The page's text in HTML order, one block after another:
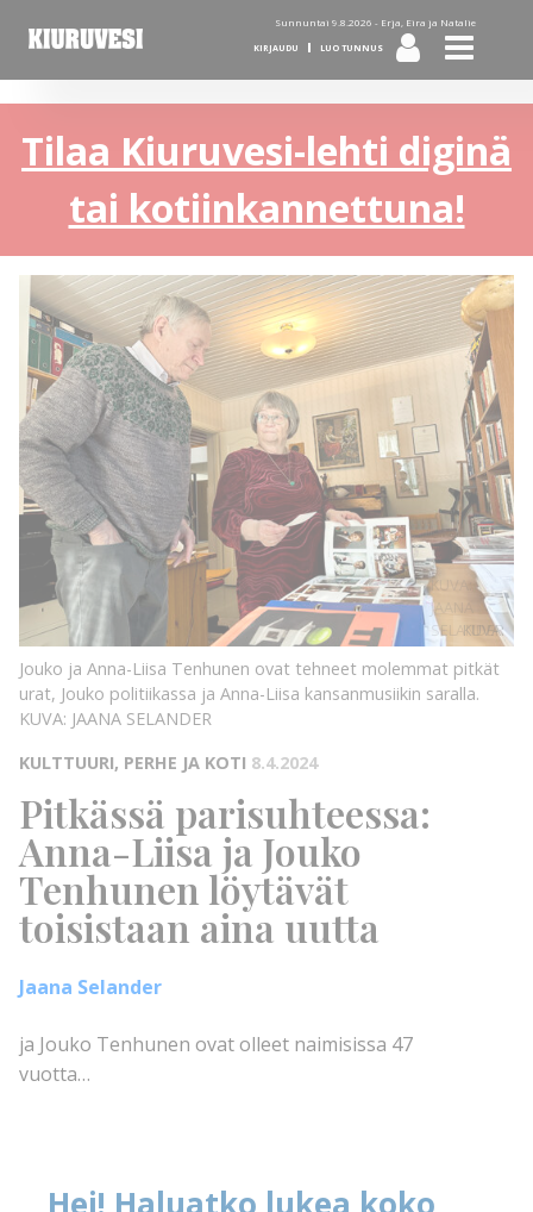
Sunnuntai 9.8.2026 - Erja, Eira ja Natalie
KIRJAUDU LUO TUNNUS
Tilaa Kiuruvesi-lehti diginä
tai kotiinkannettuna!
KUVA:
KUVA:
JAANA
SELANDER
Jouko ja Anna-Liisa Tenhunen ovat tehneet molemmat pitkät
urat, Jouko politiikassa ja Anna-Liisa kansanmusiikin saralla.
KUVA: JAANA SELANDER
KULTTUURI, PERHE JA KOTI 8.4.2024
Pitkässä parisuhteessa:
Anna-Liisa ja Jouko
Tenhunen löytävät
toisistaan aina uutta
Jaana Selander
ja Jouko Tenhunen ovat olleet naimisissa 47
vuotta…